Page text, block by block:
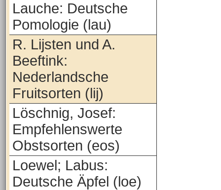
Lauche: Deutsche
Pomologie (lau)
R. Lijsten und A.
Beeftink:
Nederlandsche
Fruitsorten (lij)
Löschnig, Josef:
Empfehlenswerte
Obstsorten (eos)
Loewel; Labus:
Deutsche Äpfel (loe)